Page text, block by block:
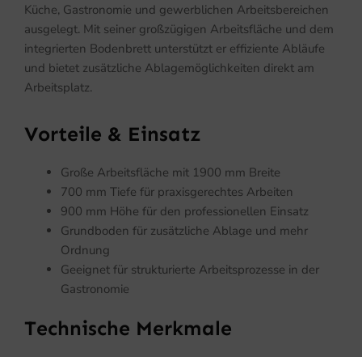
Küche, Gastronomie und gewerblichen Arbeitsbereichen
ausgelegt. Mit seiner großzügigen Arbeitsfläche und dem
integrierten Bodenbrett unterstützt er effiziente Abläufe
und bietet zusätzliche Ablagemöglichkeiten direkt am
Arbeitsplatz.
Vorteile & Einsatz
Große Arbeitsfläche mit 1900 mm Breite
700 mm Tiefe für praxisgerechtes Arbeiten
900 mm Höhe für den professionellen Einsatz
Grundboden für zusätzliche Ablage und mehr
Ordnung
Geeignet für strukturierte Arbeitsprozesse in der
Gastronomie
Technische Merkmale